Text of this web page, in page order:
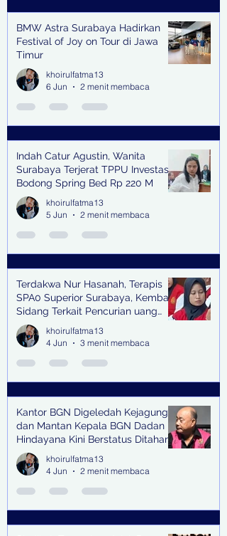
BMW Astra Surabaya Hadirkan
Festival of Joy on Tour di Jawa
Timur
khoirulfatma13
6 Jun
2 menit membaca
Indah Catur Agustin, Wanita
Surabaya Terjerat TPPU Investasi
Bodong Spring Bed Rp 220 M
khoirulfatma13
5 Jun
2 menit membaca
Terdakwa Nur Hasanah, Terapis
SPA0 Superior Surabaya, Kembali
Sidang Terkait Pencurian uang
senilai Rp1,285 M di PN Surabaya
khoirulfatma13
4 Jun
3 menit membaca
Kantor BGN Digeledah Kejagung
dan Mantan Kepala BGN Dadan
Hindayana Kini Berstatus Ditahan
khoirulfatma13
4 Jun
2 menit membaca